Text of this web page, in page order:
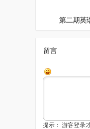
第二期英
留言
提示： 游客登录